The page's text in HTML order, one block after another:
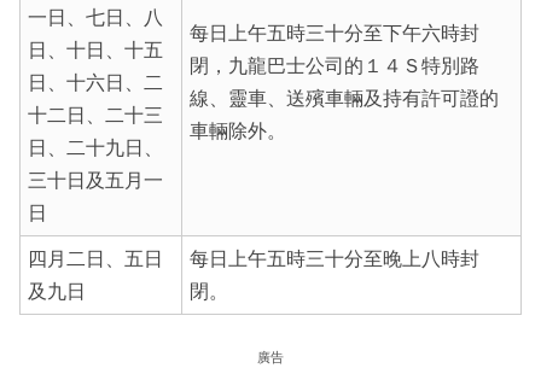
一日、七日、八
日、十日、十五
日、十六日、二
十二日、二十三
日、二十九日、
三十日及五月一
日
每日上午五時三十分至下午六時封
閉，九龍巴士公司的１４Ｓ特別路
線、靈車、送殯車輛及持有許可證的
車輛除外。
四月二日、五日
及九日
每日上午五時三十分至晚上八時封
閉。
廣告